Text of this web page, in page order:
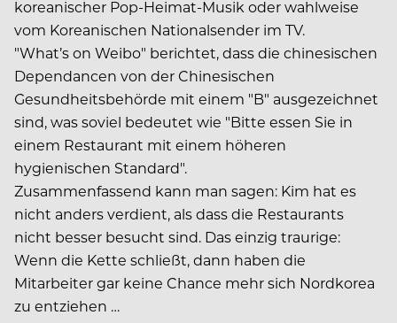
koreanischer Pop-Heimat-Musik oder wahlweise
vom Koreanischen Nationalsender im TV.
"What’s on Weibo" berichtet, dass die chinesischen
Dependancen von der Chinesischen
Gesundheitsbehörde mit einem "B" ausgezeichnet
sind, was soviel bedeutet wie "Bitte essen Sie in
einem Restaurant mit einem höheren
hygienischen Standard".
Zusammenfassend kann man sagen: Kim hat es
nicht anders verdient, als dass die Restaurants
nicht besser besucht sind. Das einzig traurige:
Wenn die Kette schließt, dann haben die
Mitarbeiter gar keine Chance mehr sich Nordkorea
zu entziehen …